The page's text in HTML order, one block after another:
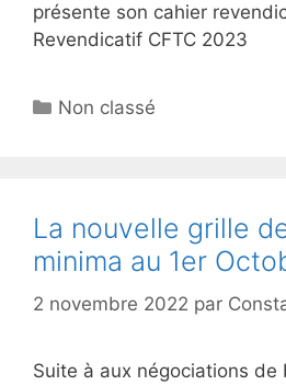
présente son cahier
Revendicatif CFTC 2023
Non classé
La nouvelle grille
minima au 1er
2 novembre 2022 par
Suite à aux négociations de